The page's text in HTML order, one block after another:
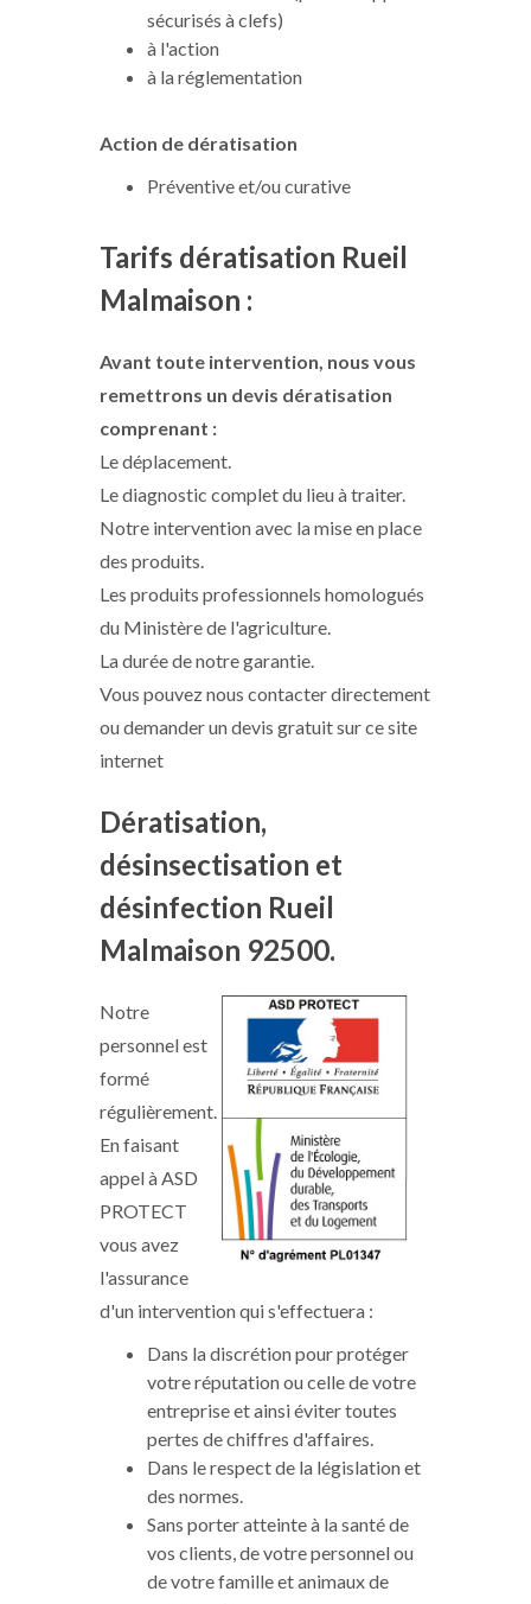
sécurisés à clefs)
à l'action
à la réglementation
Action de dératisation
Préventive et/ou curative
Tarifs dératisation Rueil
Malmaison :
Avant toute intervention, nous vous
remettrons un devis dératisation
comprenant :
Le déplacement.
Le diagnostic complet du lieu à traiter.
Notre intervention avec la mise en place
des produits.
Les produits professionnels homologués
du Ministère de l'agriculture.
La durée de notre garantie.
Vous pouvez nous contacter directement
ou demander un devis gratuit sur ce site
internet
Dératisation,
désinsectisation et
désinfection Rueil
Malmaison 92500.
Notre
personnel est
formé
régulièrement.
En faisant
appel à ASD
PROTECT
vous avez
l'assurance
d'un intervention qui s'effectuera :
Dans la discrétion pour protéger
votre réputation ou celle de votre
entreprise et ainsi éviter toutes
pertes de chiffres d'affaires.
Dans le respect de la législation et
des normes.
Sans porter atteinte à la santé de
vos clients, de votre personnel ou
de votre famille et animaux de